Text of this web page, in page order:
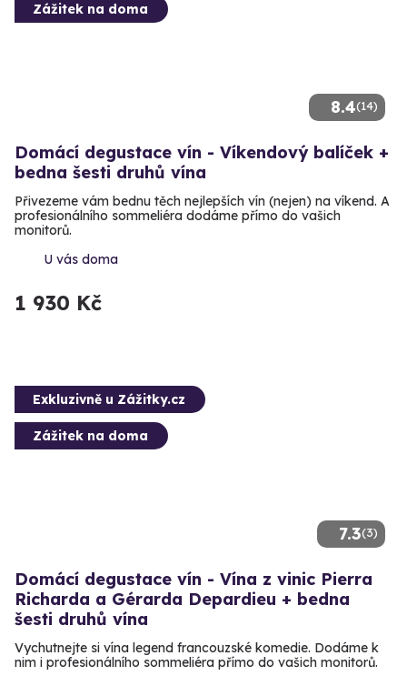
8.4(14)
Zážitek na doma
Domácí degustace vín - Víkendový balíček +
bedna šesti druhů vína
Přivezeme vám bednu těch nejlepších vín (nejen) na víkend. A
profesionálního sommeliéra dodáme přímo do vašich
monitorů.
U vás doma
1 930 Kč
7.3(3)
Exkluzivně u Zážitky.cz
Zážitek na doma
Domácí degustace vín - Vína z vinic Pierra
Richarda a Gérarda Depardieu + bedna
šesti druhů vína
Vychutnejte si vína legend francouzské komedie. Dodáme k
nim i profesionálního sommeliéra přímo do vašich monitorů.